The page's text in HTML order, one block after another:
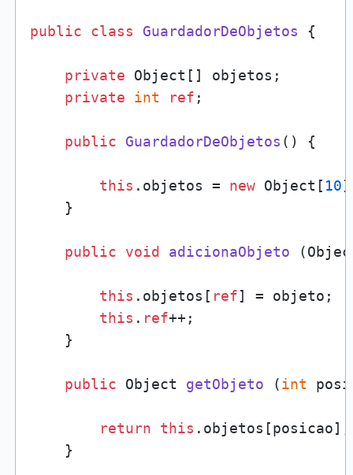
public class GuardadorDeObjetos {
private Object[] objetos;
private
int ref ;
public GuardadorDeObjetos () {
this .objetos = new Object[ 10
    }
public void adicionaObjeto (
this .objetos[ ref] = objeto;
this . ref++;
    }
public Object getObjeto (int
return this .objetos[posicao];
    }